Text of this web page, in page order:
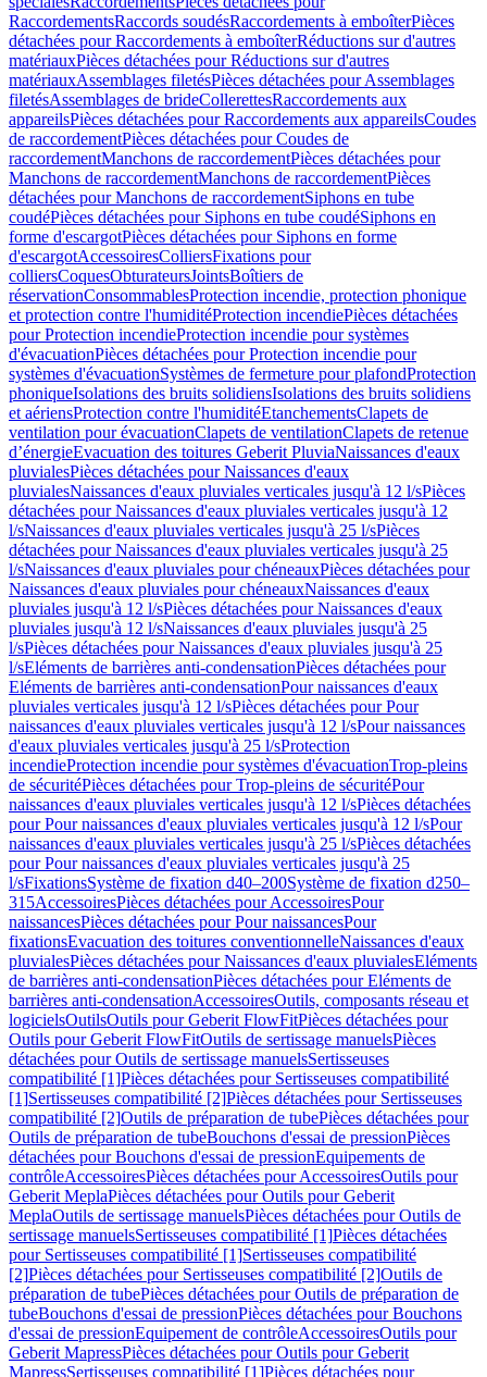
RaccordementsRaccords soudésRaccordements à emboîterPièces
détachées pour Raccordements à emboîterRéductions sur d'autres
matériauxPièces détachées pour Réductions sur d'autres
matériauxAssemblages filetésPièces détachées pour Assemblages
filetésAssemblages de brideCollerettesRaccordements aux
appareilsPièces détachées pour Raccordements aux appareilsCoudes
de raccordementPièces détachées pour Coudes de
raccordementManchons de raccordementPièces détachées pour
Manchons de raccordementManchons de raccordementPièces
détachées pour Manchons de raccordementSiphons en tube
coudéPièces détachées pour Siphons en tube coudéSiphons en
forme d'escargotPièces détachées pour Siphons en forme
d'escargotAccessoiresColliersFixations pour
colliersCoquesObturateursJointsBoîtiers de
réservationConsommablesProtection incendie, protection phonique
et protection contre l'humiditéProtection incendiePièces détachées
pour Protection incendieProtection incendie pour systèmes
d'évacuationPièces détachées pour Protection incendie pour
systèmes d'évacuationSystèmes de fermeture pour plafondProtection
phoniqueIsolations des bruits solidiensIsolations des bruits solidiens
et aériensProtection contre l'humiditéEtanchementsClapets de
ventilation pour évacuationClapets de ventilationClapets de retenue
d’énergieEvacuation des toitures Geberit PluviaNaissances d'eaux
pluvialesPièces détachées pour Naissances d'eaux
pluvialesNaissances d'eaux pluviales verticales jusqu'à 12 l/sPièces
détachées pour Naissances d'eaux pluviales verticales jusqu'à 12
l/sNaissances d'eaux pluviales verticales jusqu'à 25 l/sPièces
détachées pour Naissances d'eaux pluviales verticales jusqu'à 25
l/sNaissances d'eaux pluviales pour chéneauxPièces détachées pour
Naissances d'eaux pluviales pour chéneauxNaissances d'eaux
pluviales jusqu'à 12 l/sPièces détachées pour Naissances d'eaux
pluviales jusqu'à 12 l/sNaissances d'eaux pluviales jusqu'à 25
l/sPièces détachées pour Naissances d'eaux pluviales jusqu'à 25
l/sEléments de barrières anti-condensationPièces détachées pour
Eléments de barrières anti-condensationPour naissances d'eaux
pluviales verticales jusqu'à 12 l/sPièces détachées pour Pour
naissances d'eaux pluviales verticales jusqu'à 12 l/sPour naissances
d'eaux pluviales verticales jusqu'à 25 l/sProtection
incendieProtection incendie pour systèmes d'évacuationTrop-pleins
de sécuritéPièces détachées pour Trop-pleins de sécuritéPour
naissances d'eaux pluviales verticales jusqu'à 12 l/sPièces détachées
pour Pour naissances d'eaux pluviales verticales jusqu'à 12 l/sPour
naissances d'eaux pluviales verticales jusqu'à 25 l/sPièces détachées
pour Pour naissances d'eaux pluviales verticales jusqu'à 25
l/sFixationsSystème de fixation d40–200Système de fixation d250–
315AccessoiresPièces détachées pour AccessoiresPour
naissancesPièces détachées pour Pour naissancesPour
fixationsEvacuation des toitures conventionnelleNaissances d'eaux
pluvialesPièces détachées pour Naissances d'eaux pluvialesEléments
de barrières anti-condensationPièces détachées pour Eléments de
barrières anti-condensationAccessoiresOutils, composants réseau et
logicielsOutilsOutils pour Geberit FlowFitPièces détachées pour
Outils pour Geberit FlowFitOutils de sertissage manuelsPièces
détachées pour Outils de sertissage manuelsSertisseuses
compatibilité [1]Pièces détachées pour Sertisseuses compatibilité
[1]Sertisseuses compatibilité [2]Pièces détachées pour Sertisseuses
compatibilité [2]Outils de préparation de tubePièces détachées pour
Outils de préparation de tubeBouchons d'essai de pressionPièces
détachées pour Bouchons d'essai de pressionEquipements de
contrôleAccessoiresPièces détachées pour AccessoiresOutils pour
Geberit MeplaPièces détachées pour Outils pour Geberit
MeplaOutils de sertissage manuelsPièces détachées pour Outils de
sertissage manuelsSertisseuses compatibilité [1]Pièces détachées
pour Sertisseuses compatibilité [1]Sertisseuses compatibilité
[2]Pièces détachées pour Sertisseuses compatibilité [2]Outils de
préparation de tubePièces détachées pour Outils de préparation de
tubeBouchons d'essai de pressionPièces détachées pour Bouchons
d'essai de pressionEquipement de contrôleAccessoiresOutils pour
Geberit MapressPièces détachées pour Outils pour Geberit
MapressSertisseuses compatibilité [1]Pièces détachées pour